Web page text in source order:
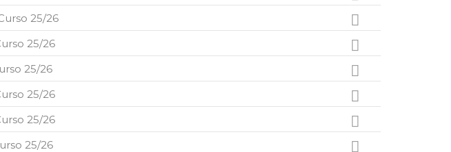
25/26
25/26
25/26
25/26
25/26
25/26